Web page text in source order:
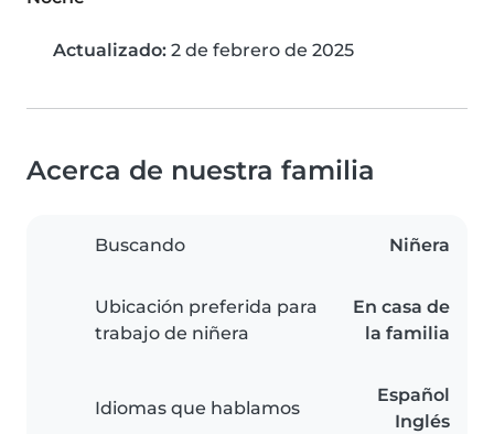
Actualizado: 2 de febrero de 2025
Acerca de nuestra familia
Buscando Niñera
Ubicación preferida para
trabajo de niñera
En casa de
la familia
Idiomas que hablamos
Español
Inglés